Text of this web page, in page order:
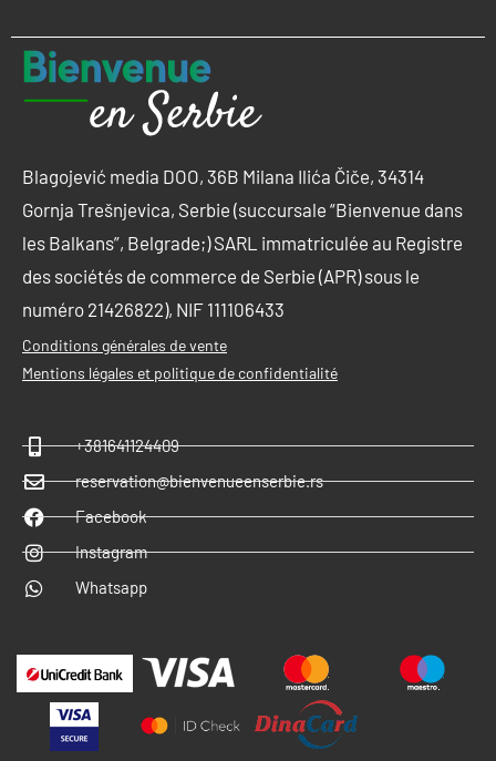
Blagojević media DOO, 36B Milana Ilića Čiče, 34314
Gornja Trešnjevica, Serbie (succursale “Bienvenue dans
les Balkans”, Belgrade;) SARL immatriculée au Registre
des sociétés de commerce de Serbie (APR) sous le
numéro 21426822), NIF 111106433
Conditions générales de vente
Mentions légales et politique de confidentialité
+381641124409
reservation@bienvenueenserbie.rs
Facebook
Instagram
Whatsapp